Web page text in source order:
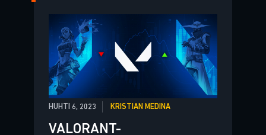
HUHTI 6, 2023 KRISTIAN MEDINA
VALORANT-